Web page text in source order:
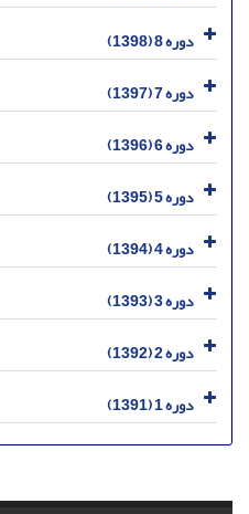
دوره 8 (1398)
دوره 7 (1397)
دوره 6 (1396)
دوره 5 (1395)
دوره 4 (1394)
دوره 3 (1393)
دوره 2 (1392)
دوره 1 (1391)